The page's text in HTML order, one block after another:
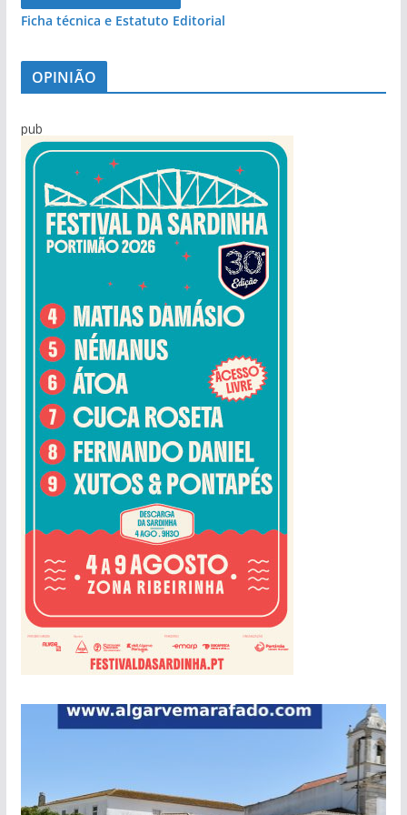
Ficha técnica e Estatuto Editorial
OPINIÃO
pub